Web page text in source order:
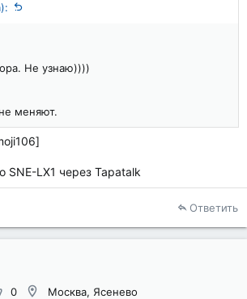
Не узнаю))))
меняют.
SNE-LX1 через Tapatalk
Ответить
0 Москва, Ясенево